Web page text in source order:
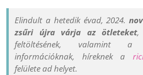
Elindult a hetedik évad, 2024.
zsűri újra várja az ötleteket,
feltöltésének, valamint a
információknak, híreknek a
felülete ad helyet.